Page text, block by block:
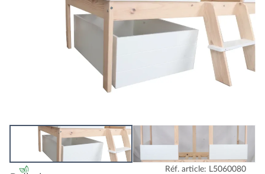
Réf. article: L5060080